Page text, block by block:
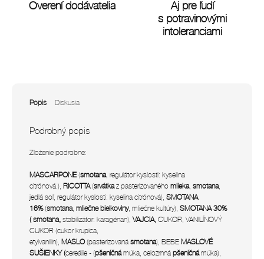
Overení dodávatelia
Aj pre ľudí
s potravinovými
intoleranciami
Popis Diskusia
Podrobný popis
Zloženie podrobne:
MASCARPONE (smotana, regulátor kyslosti: kyselina
citrónová.), RICOTTA (srvátka z pasterizovaného mlieka, smotana,
jedlá soľ, regulátor kyslosti: kyselina citrónová), SMOTANA
16% (smotana, mliečne bielkoviny, mliečne kultúry), SMOTANA 30%
( smotana, stabilizátor: karagénan), VAJCIA, CUKOR, VANILÍNOVÝ
CUKOR (cukor krupica,
etylvanilin), MASLO (pasterizovaná smotana), BEBE MASLOVÉ
SUŠIENKY (cereálie - (pšeničná múka, celozrnná pšeničná múka),